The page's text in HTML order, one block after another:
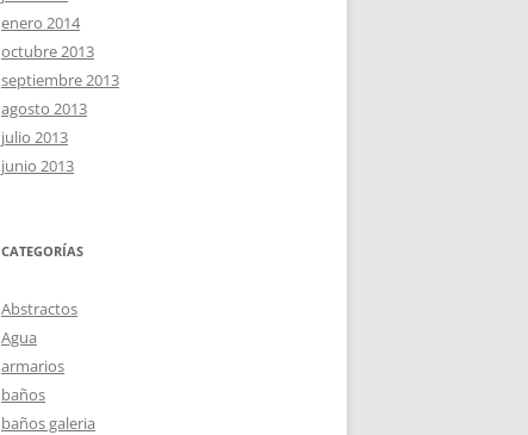
enero 2014
octubre 2013
septiembre 2013
agosto 2013
julio 2013
junio 2013
CATEGORÍAS
Abstractos
Agua
armarios
baños
baños galeria